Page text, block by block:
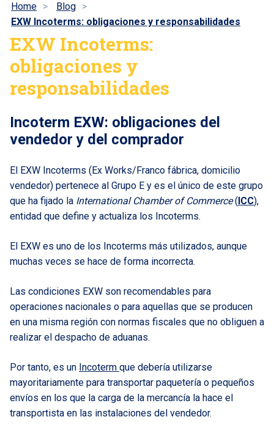
Home
Blog
EXW Incoterms: obligaciones y responsabilidades
EXW Incoterms:
obligaciones y
responsabilidades
Incoterm EXW: obligaciones del
vendedor y del comprador
El EXW Incoterms (Ex Works/Franco fábrica, domicilio
vendedor) pertenece al Grupo E y es el único de este grupo
que ha fijado la International Chamber of Commerce(ICC),
entidad que define y actualiza los Incoterms.
El EXW es uno de los Incoterms más utilizados, aunque
muchas veces se hace de forma incorrecta.
Las condiciones EXW son recomendables para
operaciones nacionales o para aquellas que se producen
en una misma región con normas fiscales que no obliguen a
realizar el despacho de aduanas.
Por tanto, es un Incoterm que debería utilizarse
mayoritariamente para transportar paquetería o pequeños
envíos en los que la carga de la mercancía la hace el
transportista en las instalaciones del vendedor.